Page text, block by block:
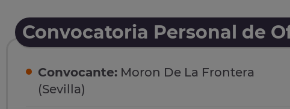
Convocatoria Personal de
Convocante: Moron De La Frontera
(Sevilla)